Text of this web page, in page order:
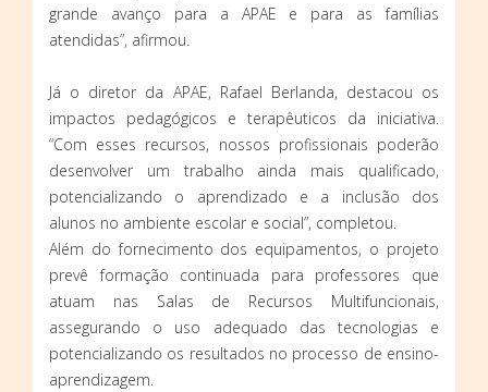
grande avanço para a APAE e para as famílias
atendidas”, afirmou.
Já o diretor da APAE, Rafael Berlanda, destacou os
impactos pedagógicos e terapêuticos da iniciativa.
“Com esses recursos, nossos profissionais poderão
desenvolver um trabalho ainda mais qualificado,
potencializando o aprendizado e a inclusão dos
alunos no ambiente escolar e social”, completou.
Além do fornecimento dos equipamentos, o projeto
prevê formação continuada para professores que
atuam nas Salas de Recursos Multifuncionais,
assegurando o uso adequado das tecnologias e
potencializando os resultados no processo de ensino-
aprendizagem.